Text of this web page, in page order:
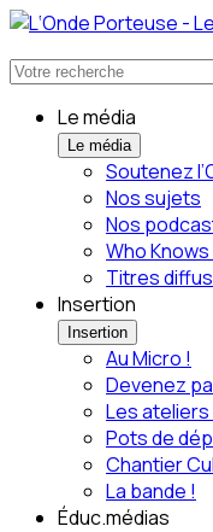
Le média
Le média
Soutenez
Nos sujets
Nos
Who
Titres
Insertion
Insertion
Au Micro !
Devenez
Les ateliers
Pots de
Chantier
La bande !
Éduc.médias